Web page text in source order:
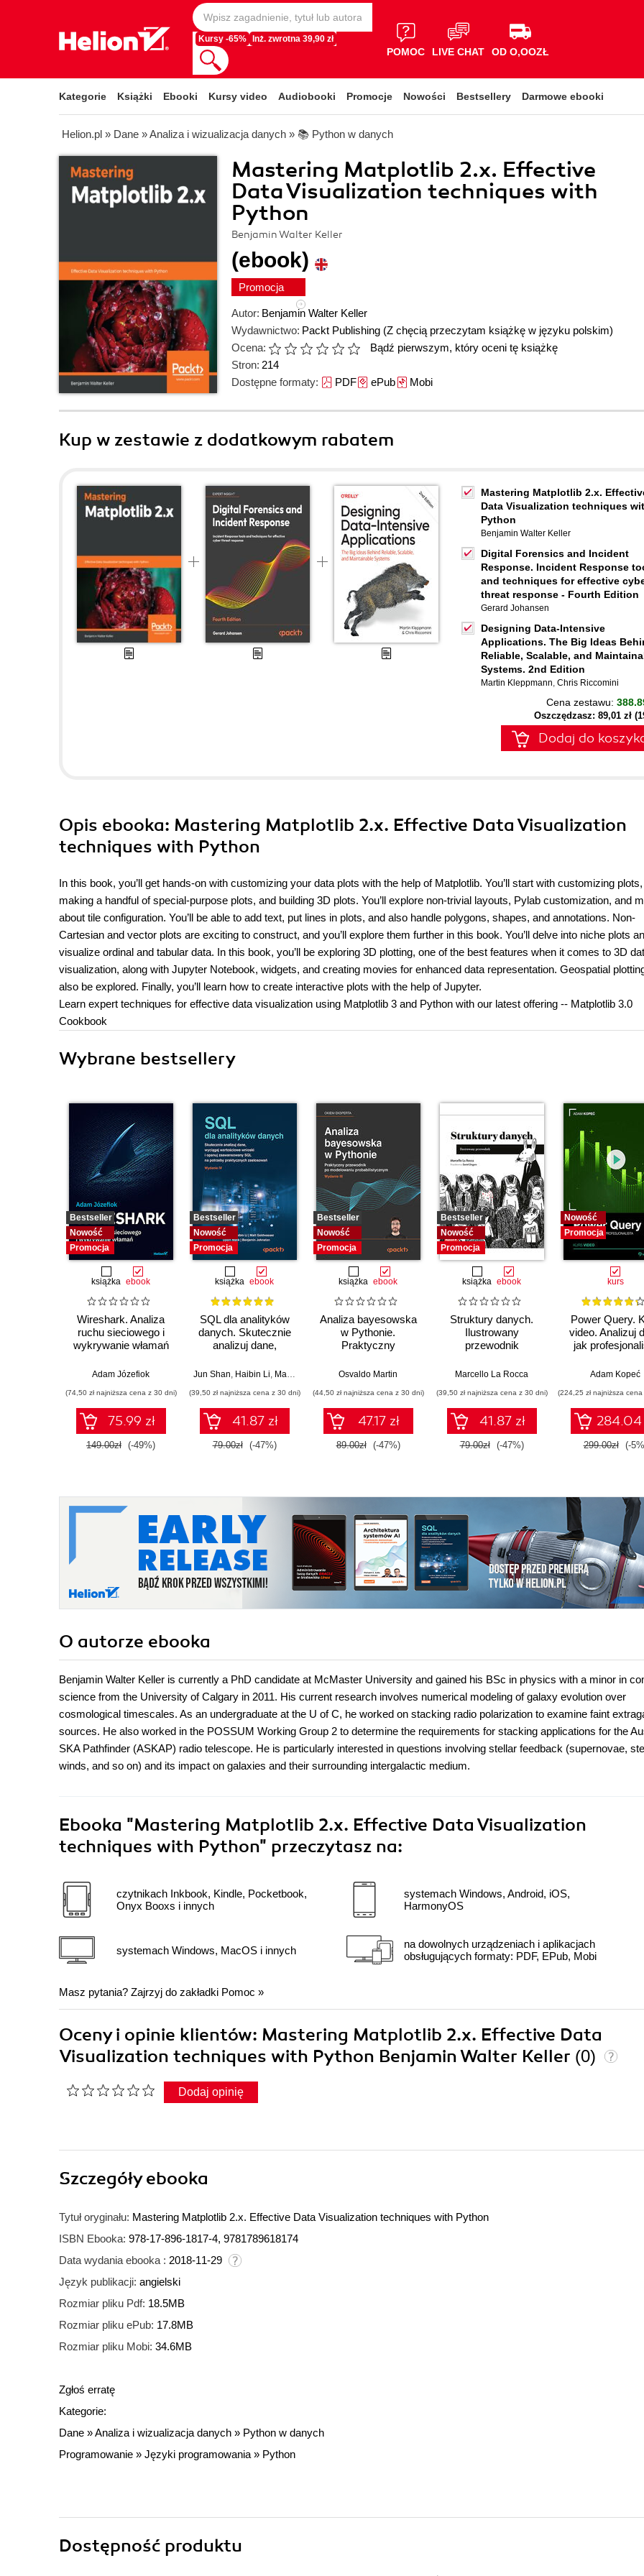
Kursy -65% Inż. zwrotna 39,90 zł
POMOC LIVE CHAT OD O,OOZŁ
Kategorie Książki Ebooki Kursy video Audiobooki Promocje Nowości Bestsellery Darmowe ebooki
Helion.pl » Dane »Analiza i wizualizacja danych » 📚 Python w danych
Mastering Matplotlib 2.x. Effective
Data Visualization techniques with
Python
Benjamin Walter Keller
(ebook)
Promocja
Autor: Benjamin Walter Keller
Wydawnictwo: Packt Publishing (Z chęcią przeczytam książkę w języku polskim)
Ocena:
Bądź pierwszym, który oceni tę książkę
Stron: 214
Dostępne formaty: PDFePubMobi
Kup w zestawie z dodatkowym rabatem
Mastering Matplotlib 2.x.
Data Visualization techniques
Python
Benjamin Walter Keller
Digital Forensics and Incident
Response. Incident Response
and techniques for effective
threat response - Fourth Edition
Gerard Johansen
Designing Data-Intensive
Applications. The Big Ideas
Reliable, Scalable, and
Systems. 2nd Edition
Martin Kleppmann, Chris Riccomini
Cena zestawu:
Oszczędzasz: 89,01 zł
Dodaj do
Opis ebooka: Mastering Matplotlib 2.x. Effective Data Visualization
techniques with Python
In this book, you’ll get hands-on with customizing your data plots with the help of Matplotlib. You’ll start with customizing plots,
making a handful of special-purpose plots, and building 3D plots. You’ll explore non-trivial layouts, Pylab customization, and
about tile configuration. You’ll be able to add text, put lines in plots, and also handle polygons, shapes, and annotations. Non-
Cartesian and vector plots are exciting to construct, and you’ll explore them further in this book. You’ll delve into niche plots
visualize ordinal and tabular data. In this book, you’ll be exploring 3D plotting, one of the best features when it comes to 3D
visualization, along with Jupyter Notebook, widgets, and creating movies for enhanced data representation. Geospatial
also be explored. Finally, you’ll learn how to create interactive plots with the help of Jupyter.
Learn expert techniques for effective data visualization using Matplotlib 3 and Python with our latest offering -- Matplotlib 3.0
Cookbook
Wybrane bestsellery
Bestseller
Nowość
Promocja
książka ebook
Wireshark. Analiza
ruchu sieciowego i
wykrywanie włamań
Adam Józefiok
(74,50 zł najniższa cena z 30 dni)
75.99 zł
149.00zł (-49%)
Bestseller
Nowość
Promocja
książka ebook
SQL dla analityków
danych. Skutecznie
analizuj dane,
wartościowe wnioski i
zaawansowany SQL
na potrzeby
praktycznych
zastosowań.
Wydanie IV
Jun Shan, Haibin Li, Matt Goldwasser ,Upom Malik,Benjamin Johnston
(39,50 zł najniższa cena z 30 dni)
41.87 zł
79.00zł (-47%)
Bestseller
Nowość
Promocja
książka ebook
Analiza bayesowska
w Pythonie.
Praktyczny
modelowaniu
Wydanie III
Osvaldo Martin
(44,50 zł najniższa cena z 30 dni)
47.17 zł
89.00zł (-47%)
Bestseller
Nowość
Promocja
książka ebook
Struktury danych.
Ilustrowany
przewodnik
Marcello La Rocca
(39,50 zł najniższa cena z 30 dni)
41.87 zł
79.00zł (-47%)
Nowość
Promocja
kurs
Power Query.
video. Analizuj
jak
Adam Kopeć
(224,25 zł najniższa
284.04
299.00zł (-
O autorze ebooka
Benjamin Walter Keller is currently a PhD candidate at McMaster University and gained his BSc in physics with a minor in
science from the University of Calgary in 2011. His current research involves numerical modeling of galaxy evolution over
cosmological timescales. As an undergraduate at the U of C, he worked on stacking radio polarization to examine faint
sources. He also worked in the POSSUM Working Group 2 to determine the requirements for stacking applications for the
SKA Pathfinder (ASKAP) radio telescope. He is particularly interested in questions involving stellar feedback (supernovae,
winds, and so on) and its impact on galaxies and their surrounding intergalactic medium.
Ebooka "Mastering Matplotlib 2.x. Effective Data Visualization
techniques with Python" przeczytasz na:
czytnikach Inkbook, Kindle, Pocketbook,
Onyx Booxs i innych
systemach Windows, MacOS i innych
systemach Windows, Android, iOS,
HarmonyOS
na dowolnych urządzeniach i aplikacjach
obsługujących formaty: PDF, EPub, Mobi
Masz pytania? Zajrzyj do zakładki Pomoc »
Oceny i opinie klientów: Mastering Matplotlib 2.x. Effective Data
Visualization techniques with Python Benjamin Walter Keller (0)
Dodaj opinię
Szczegółyebooka
Tytuł oryginału: Mastering Matplotlib 2.x. Effective Data Visualization techniques with Python
ISBN Ebooka: 978-17-896-1817-4, 9781789618174
Data wydania ebooka : 2018-11-29
Język publikacji: angielski
Rozmiar pliku Pdf: 18.5MB
Rozmiar pliku ePub: 17.8MB
Rozmiar pliku Mobi: 34.6MB
Zgłoś erratę
Kategorie:
Dane »Analiza i wizualizacja danych » Python w danych
Programowanie » Języki programowania » Python
Dostępność produktu